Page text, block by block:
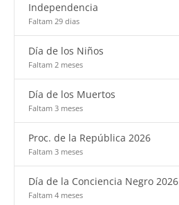
Independencia
Faltam 29 dias
Día de los Niños
Faltam 2 meses
Día de los Muertos
Faltam 3 meses
Proc. de la República 2026
Faltam 3 meses
Día de la Conciencia Negro 2026
Faltam 4 meses